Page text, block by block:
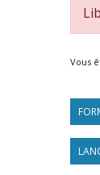
Vous